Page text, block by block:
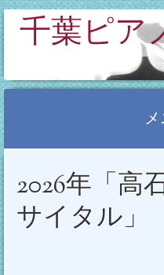
千葉ピア
ン
2026年「高
サイタル」